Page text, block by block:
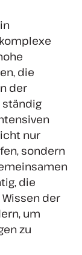
die
der
ständig
nur
sondern
die
der
um
zu